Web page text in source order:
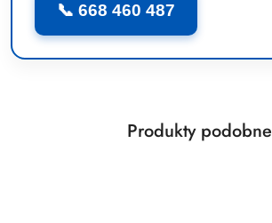
📞 668 460 487
Pomiń karuzelę produktów
Produkty
Produkty podobne